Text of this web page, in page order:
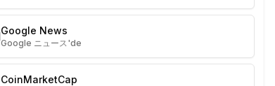
Google News
Google ニュース'de
CoinMarketCap